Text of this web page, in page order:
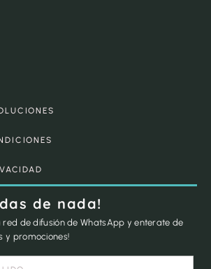
de nada!
de difusión de WhatsApp y enterate de
y promociones!